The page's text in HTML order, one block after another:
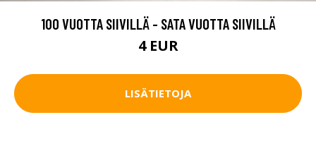
100 VUOTTA SIIVILLÄ - SATA VUOTTA SIIVILLÄ
4 EUR
LISÄTIETOJA